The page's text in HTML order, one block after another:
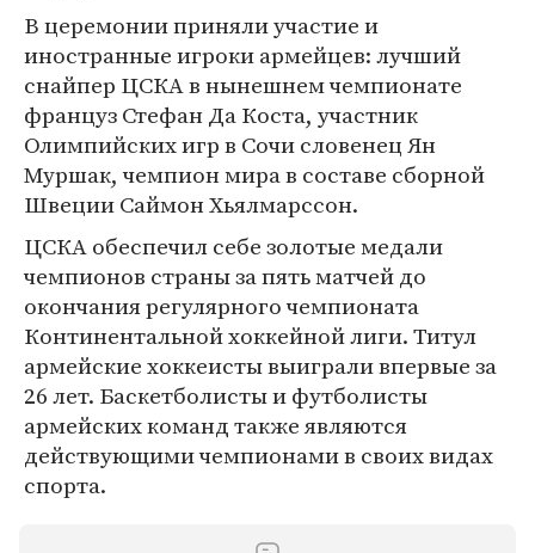
В церемонии приняли участие и
иностранные игроки армейцев: лучший
снайпер ЦСКА в нынешнем чемпионате
француз Стефан Да Коста, участник
Олимпийских игр в Сочи словенец Ян
Муршак, чемпион мира в составе сборной
Швеции Саймон Хьялмарссон.
ЦСКА обеспечил себе золотые медали
чемпионов страны за пять матчей до
окончания регулярного чемпионата
Континентальной хоккейной лиги. Титул
армейские хоккеисты выиграли впервые за
26 лет. Баскетболисты и футболисты
армейских команд также являются
действующими чемпионами в своих видах
спорта.